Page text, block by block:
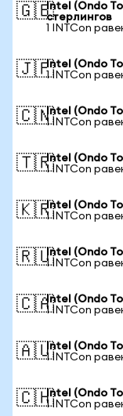
🇬🇧Intel (Ondo
стерлингов
1 INTCon
🇯🇵Intel (Ondo
1 INTCon
🇨🇳Intel (Ondo
1 INTCon
🇹🇷Intel (Ondo
1 INTCon
🇰🇷Intel (Ondo
1 INTCon
🇷🇺Intel (Ondo
1 INTCon
🇨🇦Intel (Ondo
1 INTCon
🇦🇺Intel (Ondo
1 INTCon
🇨🇭Intel (Ondo
1 INTCon